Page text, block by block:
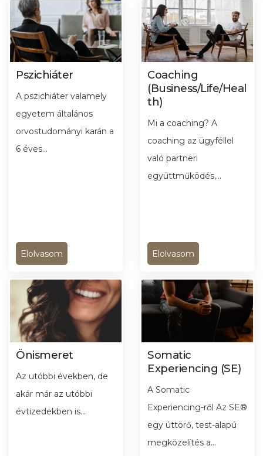
Pszichiáter
A pszichiáter valamely
egyetem általános
orvostudományi karán a
6 éves...
Elolvasom
Coaching
(Business/Life/Heal
th)
Mi a coaching? A
coaching az ügyféllel
való partneri
együttműködés,...
Elolvasom
Önismeret
Az utóbbi években, de
akár már az utóbbi
évtizedekben is...
Somatic
Experiencing (SE)
A Somatic
Experiencing-ről Az SE®
egy úttörő, test-alapú
megközelítés a...